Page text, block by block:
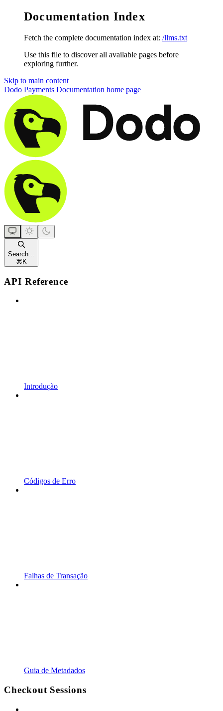
Documentation Index
Fetch the complete documentation index at: /llms.txt
Use this file to discover all available pages before
exploring further.
Skip to main content
Dodo Payments Documentation home page
Search...
⌘ K
API Reference
Introdução
Códigos de Erro
Falhas de Transação
Guia de Metadados
Checkout Sessions